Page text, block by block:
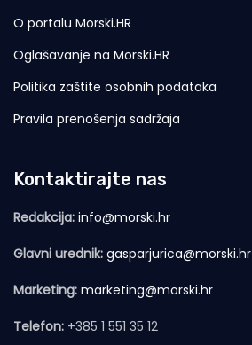
O portalu Morski.HR
Oglašavanje na Morski.HR
Politika zaštite osobnih podataka
Pravila prenošenja sadržaja
Kontaktirajte nas
Redakcija: info@morski.hr
Glavni urednik: gasparjurica@morski.hr
Marketing: marketing@morski.hr
Telefon: +385 1 551 35 12